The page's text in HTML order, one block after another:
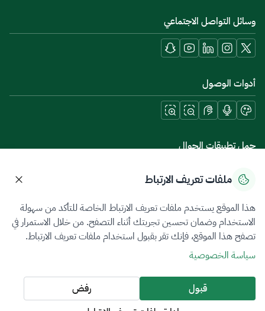
وسائل التواصل الاجتماعي
أدوات الوصول
حمل تطبيقات الجوال
سياسة الخصوصيةشروط الاستخدامخريطة الموقع
جميع الحقوق محفوظة 2026 © ZATCA.GOV.SA
تم تطويره وصيانته بواسطة هيئة الزكاة والضريبة والجمارك
آخر تحديث للموقع في
ملفات تعريف الارتباط
هذا الموقع يستخدم ملفات تعريف الارتباط الخاصة للتأكد من سهولة
الاستخدام وضمان تحسين تجربتك أثناء التصفح. من خلال الاستمرار في
تصفح هذا الموقع، فإنك تقر بقبول استخدام ملفات تعريف الارتباط.
سياسة الخصوصية
قبول
رفض